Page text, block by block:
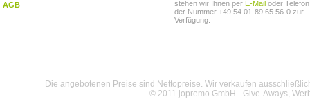
AGB
stehen wir Ihnen per E-Mail oder
der Nummer +49 54 01-89 65 56-0 zur
Verfügung.
Die angebotenen Preise sind Nettopreise. Wir verkaufen
© 2011 jopremo GmbH - Give-Aways,